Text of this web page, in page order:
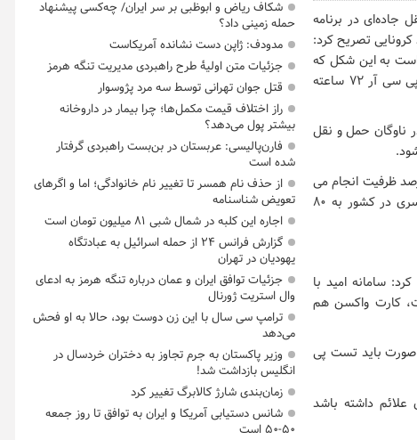
جاده‌ای در برنامه
کرونایی تصریح کرد:
است به این شکل که
افرادی که تمایل به تزریق واکسن ندارند اجازه استفاده از ناوگان را ندارند مگر اینکه تست پی سی آر ۷۲ ساعته
ناوگان حمل و نقل
کرد: تا امروز با رعایت شیوه نامه ها جابجایی مسافر در ناوگان عمومی با ۵۰ درصد ظرفیت انجام می
گرفت اکنون می توانند ظرفیت را به ۸۰ درصد اضافه کنند. در صورتی که واکسیناسیون سراسری در کشور به ۸۰
سامانه امید با
کارت واکسن هم
صورت باید تست پی
علائم داشته باشد
شکاف ریاض و ابوظبی بر سر ایران/ چه‌کسی پیشنهاد
حمله زمینی داد؟
مدودف: ژاپن دست نشانده آمریکاست
جزئیات متن اولیۀ طرح راهبردی مدیریت تنگه هرمز
قتل جوان تهرانی توسط سه مرد پژوسوار
راز اختلاف قیمت مکمل‌ها؛ چرا بیمار در داروخانه
بیشتر پول می‌دهد؟
فارن‌پالیسی: عربستان در بن‌بست راهبردی گرفتار
شده است
از حذف نام همسر تا تغییر نام خانوادگی؛ اما و اگرهای
تعویض شناسنامه
اجاره این کلبه در شمال شبی ۸۱ میلیون تومان است
گزارش فرانس ۲۴ از حمله اسرائیل به عبادتگاه
یهودیان در تهران
جزئیات توافق ایران و عمان درباره تنگه هرمز به ادعای
وال استریت ژورنال
ترامپ سی سال با این زن دوست بود، حالا به او فحش
می‌دهد
وزیر پاکستان به جرم تجاوز به دختران خردسال در
انگلیس بازداشت شد!
زمان‌بندی شارژ کالابرگ تغییر کرد
شانس دستیابی آمریکا و ایران به توافق تا روز جمعه
۵۰-۵۰ است